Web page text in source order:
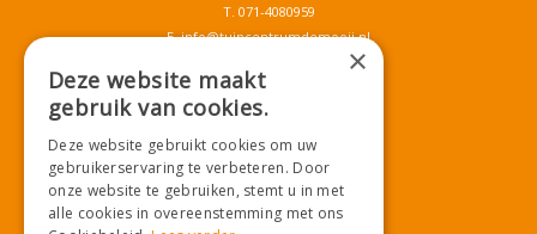
T. 071-4080959
E.info@tuincentrumdemooij.nl
Download onze App!
×
Deze website maakt
gebruik van cookies.
Deze website gebruikt cookies om uw
gebruikerservaring te verbeteren. Door
onze website te gebruiken, stemt u in met
alle cookies in overeenstemming met ons